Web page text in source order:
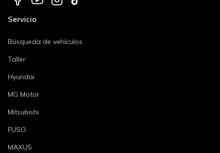
Servicio
Búsqueda de vehículos
Taller
Hyundai
MG Motor
Mitsubishi
FUSO
MAXUS